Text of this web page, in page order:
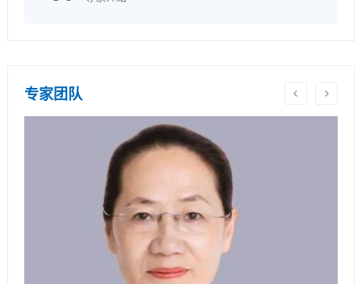
专家团队